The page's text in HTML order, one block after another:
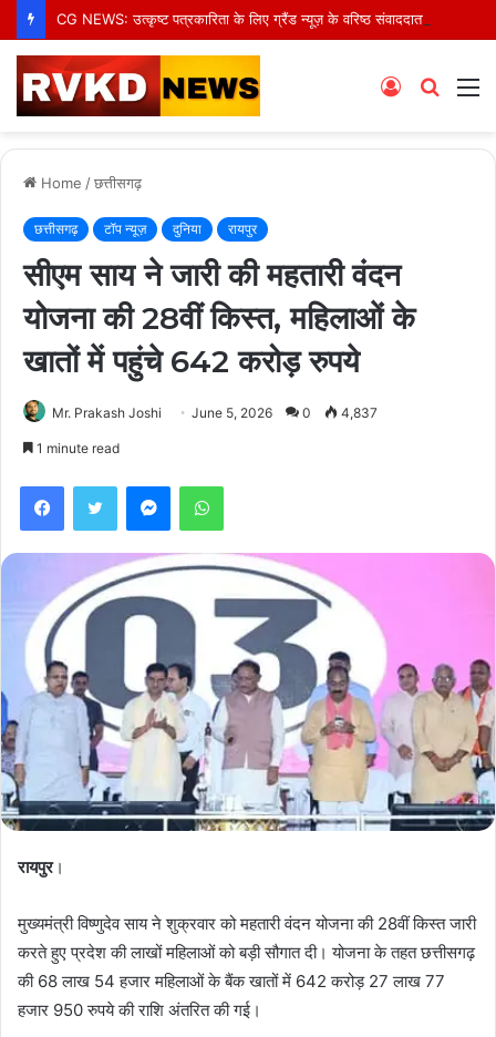
Search
Log
Home /छत्तीसगढ़
छत्तीसगढ़ टॉप न्यूज़ दुनिया रायपुर
सीएम साय ने जारी की महतारी वंदन
योजना की 28वीं किस्त, महिलाओं के
खातों में पहुंचे 642 करोड़ रुपये
Mr. Prakash Joshi June 5, 2026 0 4,837
1 minute read
FacebookTwitter MessengerWhatsApp
रायपुर।
मुख्यमंत्री विष्णुदेव साय ने शुक्रवार को महतारी वंदन योजना की 28वीं किस्त जारी
करते हुए प्रदेश की लाखों महिलाओं को बड़ी सौगात दी। योजना के तहत छत्तीसगढ़
की 68 लाख 54 हजार महिलाओं के बैंक खातों में 642 करोड़ 27 लाख 77
हजार 950 रुपये की राशि अंतरित की गई।